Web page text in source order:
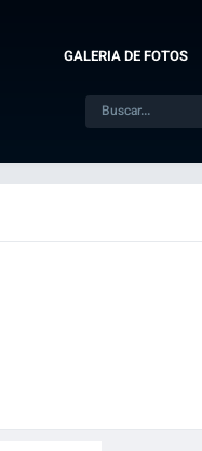
GALERIA DE FOTOS